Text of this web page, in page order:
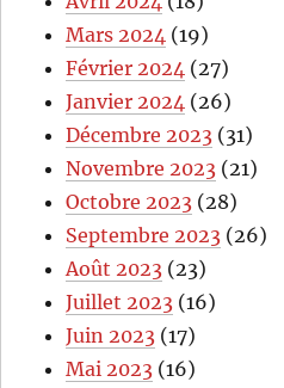
Mars 2024 (19)
Février 2024 (27)
Janvier 2024 (26)
Décembre 2023 (31)
Novembre 2023 (21)
Octobre 2023 (28)
Septembre 2023 (26)
Août 2023 (23)
Juillet 2023 (16)
Juin 2023 (17)
Mai 2023 (16)